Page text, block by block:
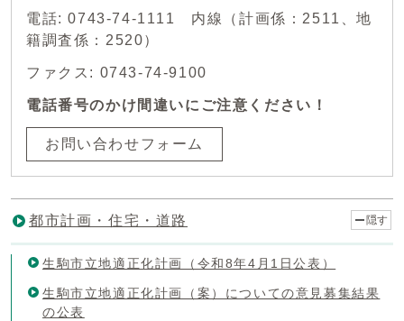
電話: 0743-74-1111 内線（計画係：2511、地
籍調査係：2520）
ファクス: 0743-74-9100
電話番号のかけ間違いにご注意ください！
お問い合わせフォーム
都市計画・住宅・道路 隠す
生駒市立地適正化計画（令和8年4月1日公表）
生駒市立地適正化計画（案）についての意見募集結果
の公表